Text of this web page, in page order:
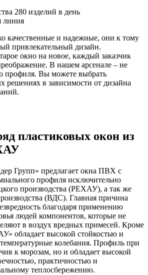
280 изделий в день
линия
качественные и надежные, они к тому
привлекательный дизайн.
окно на новое, каждый заказчик
В нашем арсенале – не
профиля. Вы можете выбрать
решениях в зависимости от дизайна
пластиковых окон из
Групп» предлагает окна ПВХ с
профиля исключительно
производства (РЕХАУ), а так же
(ВДС). Главная причина
благодаря применению
людей компонентов, которые не
в воздух вредных примесей. Кроме
обладает высокой стойкостью и
колебания. Профиль при
к морозам, но и обладает высокой
практичностью и
теплосбережению.